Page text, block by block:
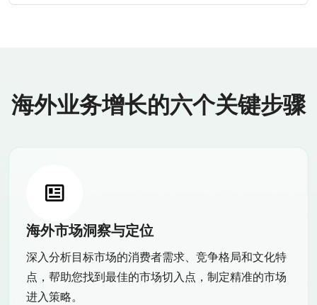
海外业务增长的六个关键步骤
海外市场洞察与定位
深入分析目标市场的消费者需求、竞争格局和文化特
点，帮助您找到最佳的市场切入点，制定精准的市场
进入策略。